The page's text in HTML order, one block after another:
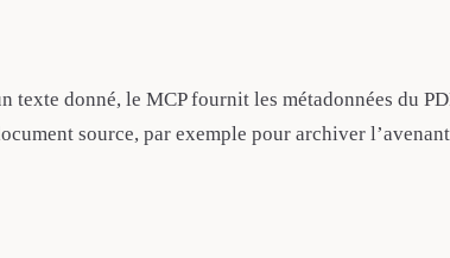
donné, le MCP fournit les métadonnées du
source, par exemple pour archiver